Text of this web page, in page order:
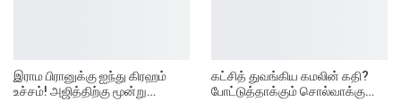
இராம பிரானுக்கு ஐந்து கிரஹம்
உச்சம்! அஜித்திற்கு மூன்று…
கட்சித் துவங்கிய கமலின் கதி?
போட்டுத்தாக்கும் சொல்வாக்கு…